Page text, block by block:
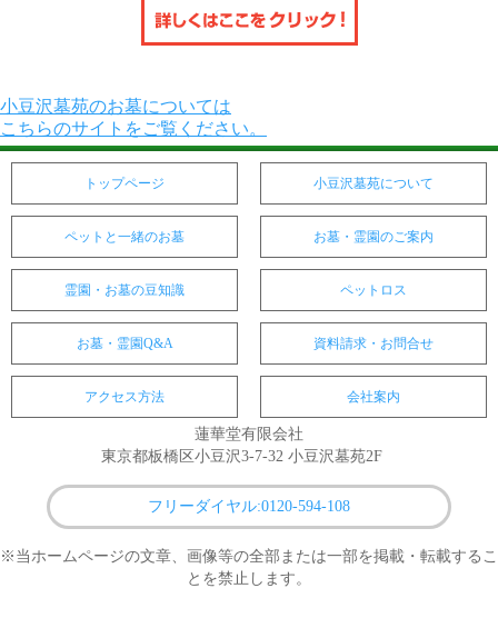
小豆沢墓苑のお墓については
こちらのサイトをご覧ください。
トップページ 小豆沢墓苑について
ペットと一緒のお墓 お墓・霊園のご案内
霊園・お墓の豆知識 ペットロス
お墓・霊園Q&A 資料請求・お問合せ
アクセス方法 会社案内
蓮華堂有限会社
東京都板橋区小豆沢3-7-32 小豆沢墓苑2F
フリーダイヤル:0120-594-108
※当ホームページの文章、画像等の全部または一部を掲載・転載するこ
とを禁止します。